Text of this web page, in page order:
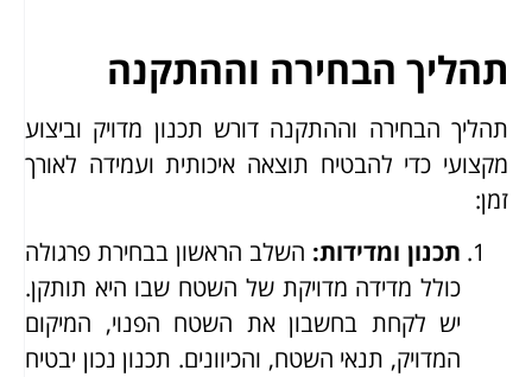
תהליך הבחירה וההתקנה
תהליך הבחירה וההתקנה דורש תכנון מדויק וביצוע
מקצועי כדי להבטיח תוצאה איכותית ועמידה לאורך
זמן:
תכנון ומדידות: השלב הראשון בבחירת פרגולה
כולל מדידה מדויקת של השטח שבו היא תותקן.
יש לקחת בחשבון את השטח הפנוי, המיקום
המדויק, תנאי השטח, והכיוונים. תכנון נכון יבטיח